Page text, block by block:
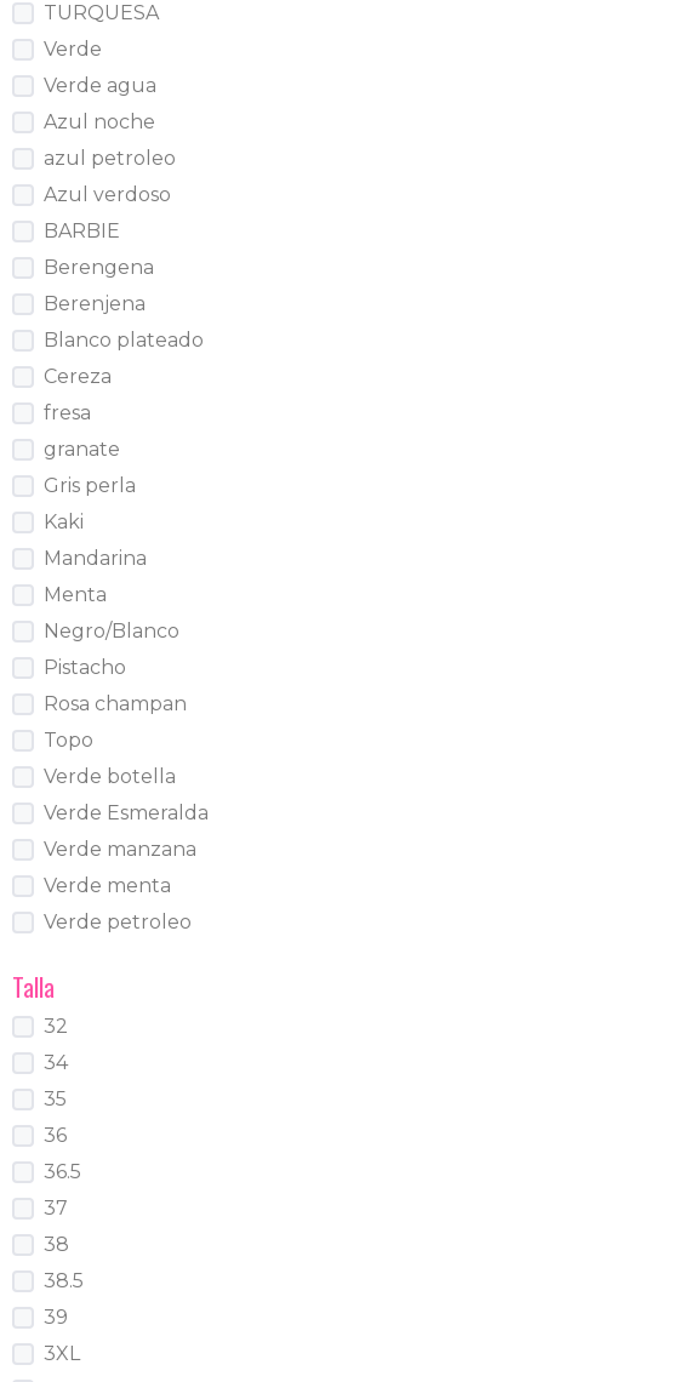
TURQUESA
Verde
Verde agua
Azul noche
azul petroleo
Azul verdoso
BARBIE
Berengena
Berenjena
Blanco plateado
Cereza
fresa
granate
Gris perla
Kaki
Mandarina
Menta
Negro/Blanco
Pistacho
Rosa champan
Topo
Verde botella
Verde Esmeralda
Verde manzana
Verde menta
Verde petroleo
Talla
32
34
35
36
36.5
37
38
38.5
39
3XL